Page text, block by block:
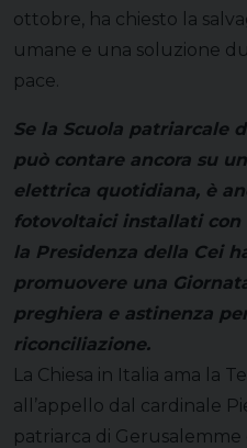
ottobre, ha chiesto la
umane e una soluzione
pace.
Se la Scuola patriarcale
può contare ancora su
elettrica quotidiana, è
fotovoltaici installati con
la Presidenza della Cei
promuovere una
preghiera e astinenza
riconciliazione.
La Chiesa in Italia ama la
all’appello dal cardinale
patriarca di Gerusalemme